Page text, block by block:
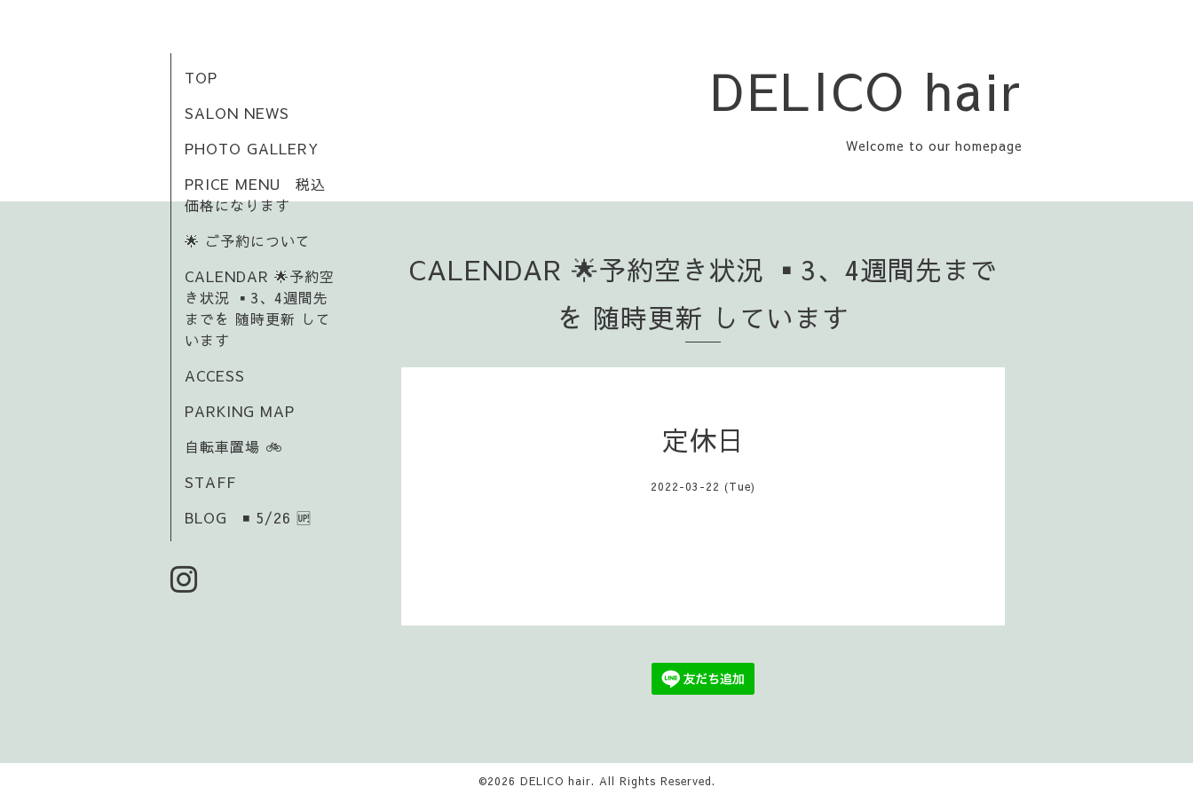
DELICO hair
Welcome to our homepage
TOP
SALON NEWS
PHOTO GALLERY
PRICE MENU 税込
価格になります
🌟 ご予約について
CALENDAR 🌟予約空
き状況 ▪️3、4週間先
までを 随時更新 して
います
ACCESS
PARKING MAP
自転車置場 🚲️
STAFF
BLOG ◾ 5/26 🆙
CALENDAR 🌟予約空き状況 ▪️3、4週間先まで
を 随時更新 しています
定休日
2022-03-22 (Tue)
©2026 DELICO hair. All Rights Reserved.